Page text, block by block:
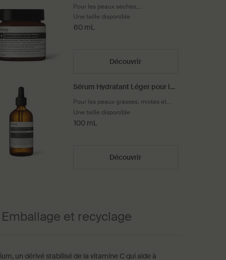
Sublime
Pour les peaux sèches,
déshydratées, ternes et irrégulières,
et les voyageurs fréquents
Une taille disponible
60 mL
Découvrir
Sérum Hydratant Léger pour le
Visage
Pour les peaux grasses, mixtes et
sensibles, et les climats chauds ou
humides
Une taille disponible
100 mL
Découvrir
Emballage et recyclage
un dérivé stabilisé de la vitamine C qui aide à